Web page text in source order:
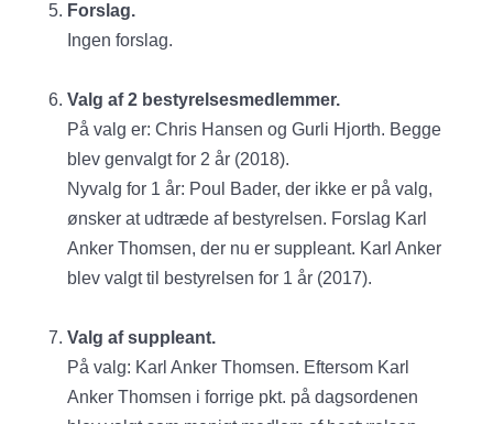
Forslag.
Ingen forslag.
Valg af 2 bestyrelsesmedlemmer.
På valg er: Chris Hansen og Gurli Hjorth. Begge
blev genvalgt for 2 år (2018).
Nyvalg for 1 år: Poul Bader, der ikke er på valg,
ønsker at udtræde af bestyrelsen. Forslag Karl
Anker Thomsen, der nu er suppleant. Karl Anker
blev valgt til bestyrelsen for 1 år (2017).
Valg af suppleant.
På valg: Karl Anker Thomsen. Eftersom Karl
Anker Thomsen i forrige pkt. på dagsordenen